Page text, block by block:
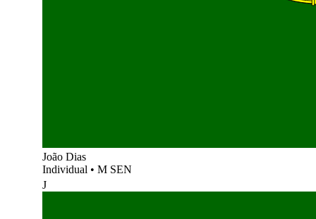
João Dias
Individual • M SEN
J